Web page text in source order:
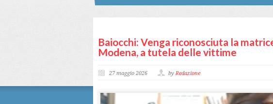
Baiocchi: Venga riconosciuta la
Modena, a tutela delle vittime
27 maggio 2026 byRedazione